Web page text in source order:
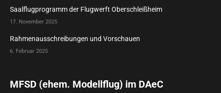
Saalflugprogramm der Flugwerft Oberschleißheim
17. November 2025
Rahmenausschreibungen und Vorschauen
6. Februar 2025
MFSD (ehem. Modellflug) im DAeC